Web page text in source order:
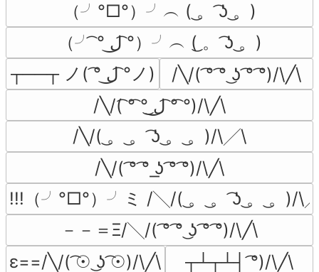
（╯°□°）╯︵ ( ͜。 ͡ʖ ͜。)
（╯ ͡° ل͜ ͡°）╯︵ ( ͜。 ͡ʖ ͜。)
┬──┬ ノ( ͡° ل͜ ͡°ノ)
/╲/( ͡° ͡° ͜ʖ ͡° ͡°)/\╱\
/╲/( ͡° ͡° ͜ل͜ ͡° ͡°)/\╱\
/╲/( ͜。 ͜。 ͡ʖ ͜。 ͜。)/\╱\
/╲/( ͡° ͡° ͟ʖ ͡° ͡°)/\╱\
!!!（╯°□°）╯ミ /╲/( ͜。 ͜。 ͡ʖ ͜。 ͜。)/
－－＝Ξ/╲/( ͡° ͡° ͜ʖ ͡° ͡°)/\╱\
ε==/╲/( ͡☉ ͜ʖ ͡☉)/\╱\
┬┴┬┴┤ ͡°)/\╱\